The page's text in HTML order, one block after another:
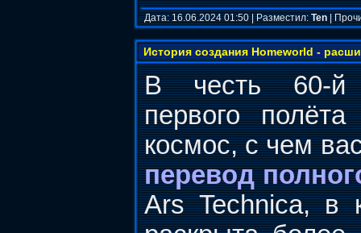
Дата: 16.06.2024 01:50 | Разместил:Ten|
История создания Homeworld -
В честь 60-й
первого
космос, с чем
перевод
Ars Technica, в